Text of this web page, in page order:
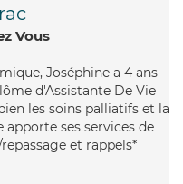
Vous
Joséphine a 4 ans
d'Assistante De Vie
les soins palliatifs et la
apporte ses services de
et rappels*